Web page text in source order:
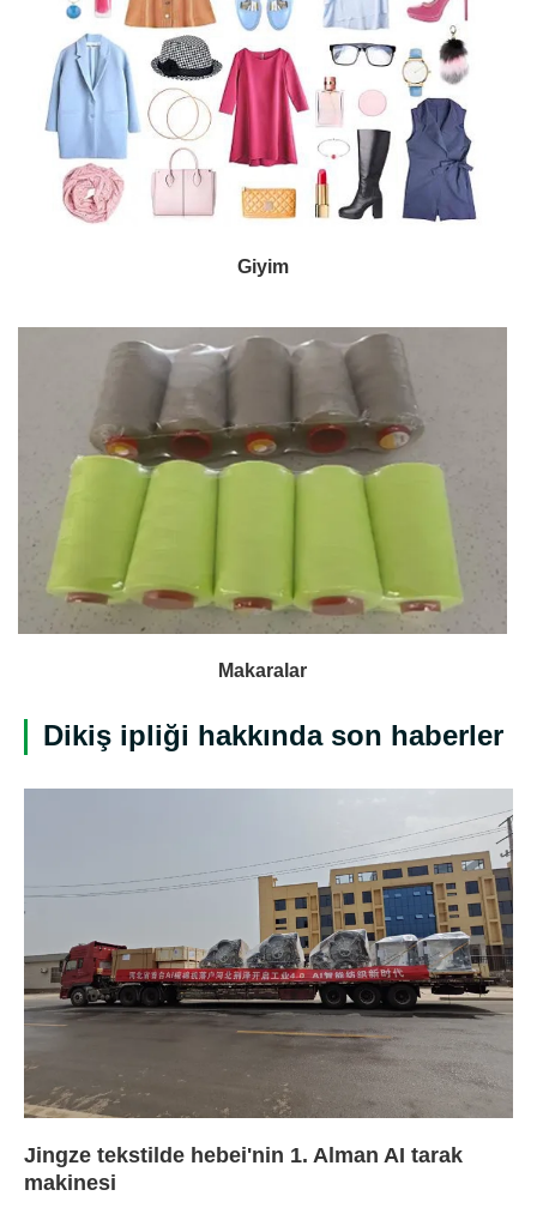
Giyim
Makaralar
Dikiş ipliği hakkında son haberler
Jingze tekstilde hebei'nin 1. Alman AI tarak
makinesi